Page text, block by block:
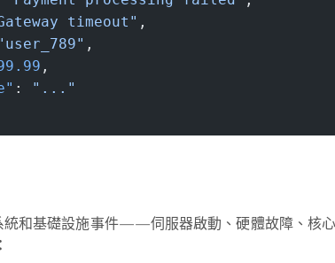
timeout" ,
,
,
:
"..."
統和基礎設施事件——伺服器啟動、硬體故障、核